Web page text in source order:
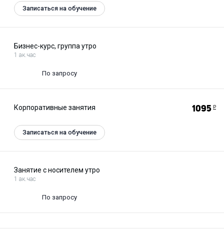
Записаться на обучение
Бизнес-курс, группа утро
1 ак.час
По запросу
Корпоративные занятия 1095 Р
Записаться на обучение
Занятие с носителем утро
1 ак.час
По запросу